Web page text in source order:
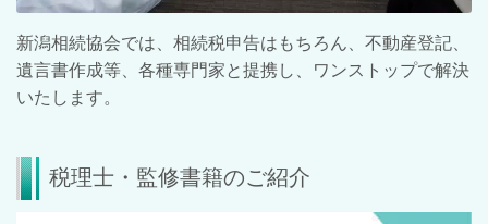
新潟相続協会では、相続税申告はもちろん、不動産登記、
遺言書作成等、各種専門家と提携し、ワンストップで解決
いたします。
税理士・監修書籍のご紹介